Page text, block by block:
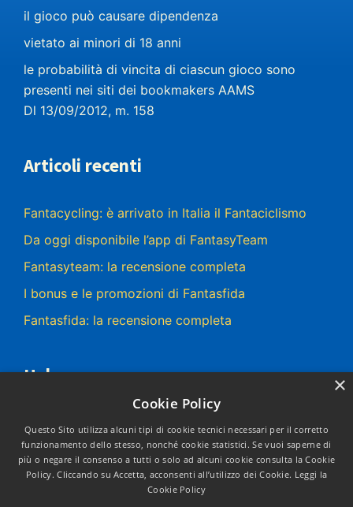
il gioco può causare dipendenza
vietato ai minori di 18 anni
le probabilità di vincita di ciascun gioco sono
presenti nei siti dei bookmakers AAMS
Dl 13/09/2012, m. 158
Articoli recenti
Fantacycling: è arrivato in Italia il Fantaciclismo
Da oggi disponibile l’app di FantasyTeam
Fantasyteam: la recensione completa
I bonus e le promozioni di Fantasfida
Fantasfida: la recensione completa
Help
Contatti
Mission
Privacy Policy
×
Cookie Policy
Questo Sito utilizza alcuni tipi di cookie tecnici necessari per il corretto
funzionamento dello stesso, nonché cookie statistici. Se vuoi saperne di
più o negare il consenso a tutti o solo ad alcuni cookie consulta la Cookie
Policy. Cliccando su Accetta, acconsenti all’utilizzo dei Cookie. Leggi la
Cookie Policy